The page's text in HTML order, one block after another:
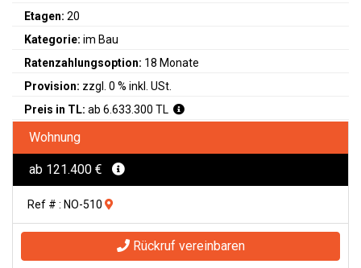
Etagen: 20
Kategorie: im Bau
Ratenzahlungsoption: 18 Monate
Provision: zzgl. 0 % inkl. USt.
Preis in TL: ab 6.633.300 TL
Wohnung
ab 121.400 €
Ref # : NO-510
Rückruf vereinbaren